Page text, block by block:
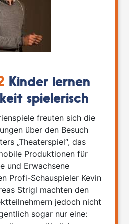
Kinder lernen
spielerisch
freuten sich die
über den Besuch
„Theaterspiel“, das
Produktionen für
und Erwachsene
Profi-Schauspieler Kevin
Strigl machten den
jedoch nicht
sogar nur eine: